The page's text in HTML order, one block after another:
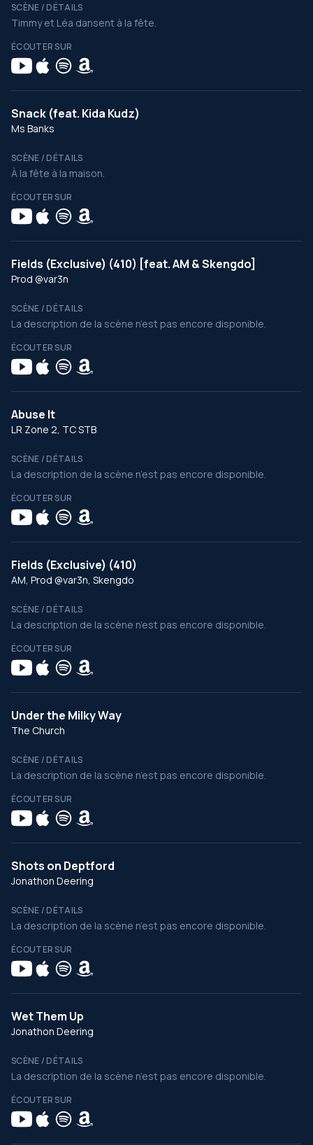
SCÈNE / DÉTAILS
Timmy et Léa dansent à la fête.
ÉCOUTER SUR
Snack (feat. Kida Kudz)
Ms Banks
SCÈNE / DÉTAILS
À la fête à la maison.
ÉCOUTER SUR
Fields (Exclusive) (410) [feat. AM & Skengdo]
Prod @var3n
SCÈNE / DÉTAILS
La description de la scène n’est pas encore disponible.
ÉCOUTER SUR
Abuse It
LR Zone 2, TC STB
SCÈNE / DÉTAILS
La description de la scène n’est pas encore disponible.
ÉCOUTER SUR
Fields (Exclusive) (410)
AM, Prod @var3n, Skengdo
SCÈNE / DÉTAILS
La description de la scène n’est pas encore disponible.
ÉCOUTER SUR
Under the Milky Way
The Church
SCÈNE / DÉTAILS
La description de la scène n’est pas encore disponible.
ÉCOUTER SUR
Shots on Deptford
Jonathon Deering
SCÈNE / DÉTAILS
La description de la scène n’est pas encore disponible.
ÉCOUTER SUR
Wet Them Up
Jonathon Deering
SCÈNE / DÉTAILS
La description de la scène n’est pas encore disponible.
ÉCOUTER SUR